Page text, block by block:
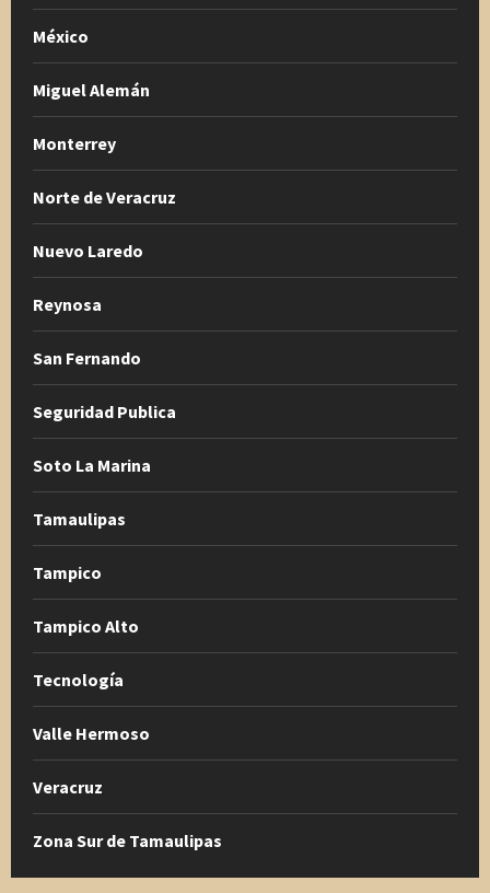
México
Miguel Alemán
Monterrey
Norte de Veracruz
Nuevo Laredo
Reynosa
San Fernando
Seguridad Publica
Soto La Marina
Tamaulipas
Tampico
Tampico Alto
Tecnología
Valle Hermoso
Veracruz
Zona Sur de Tamaulipas